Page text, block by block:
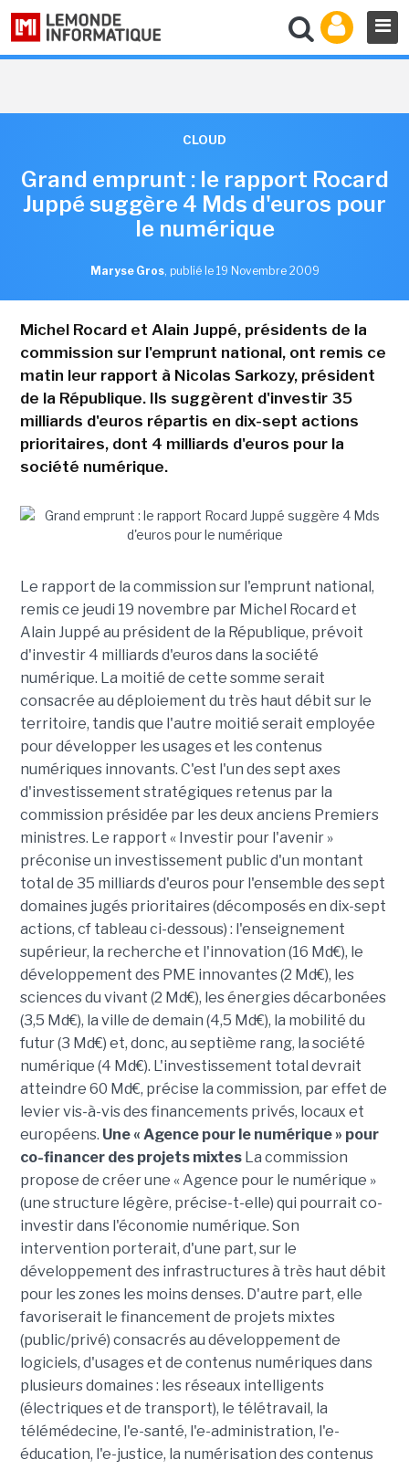
CLOUD
Grand emprunt : le rapport Rocard
Juppé suggère 4 Mds d'euros pour
le numérique
Maryse Gros, publié le 19 Novembre 2009
Michel Rocard et Alain Juppé, présidents de la
commission sur l'emprunt national, ont remis ce
matin leur rapport à Nicolas Sarkozy, président
de la République. Ils suggèrent d'investir 35
milliards d'euros répartis en dix-sept actions
prioritaires, dont 4 milliards d'euros pour la
société numérique.
Le rapport de la commission sur l'emprunt national,
remis ce jeudi 19 novembre par Michel Rocard et
Alain Juppé au président de la République, prévoit
d'investir 4 milliards d'euros dans la société
numérique. La moitié de cette somme serait
consacrée au déploiement du très haut débit sur le
territoire, tandis que l'autre moitié serait employée
pour développer les usages et les contenus
numériques innovants. C'est l'un des sept axes
d'investissement stratégiques retenus par la
commission présidée par les deux anciens Premiers
ministres. Le rapport « Investir pour l'avenir »
préconise un investissement public d'un montant
total de 35 milliards d'euros pour l'ensemble des sept
domaines jugés prioritaires (décomposés en dix-sept
actions, cf tableau ci-dessous) : l'enseignement
supérieur, la recherche et l'innovation (16 Md€), le
développement des PME innovantes (2 Md€), les
sciences du vivant (2 Md€), les énergies décarbonées
(3,5 Md€), la ville de demain (4,5 Md€), la mobilité du
futur (3 Md€) et, donc, au septième rang, la société
numérique (4 Md€). L'investissement total devrait
atteindre 60 Md€, précise la commission, par effet de
levier vis-à-vis des financements privés, locaux et
européens. Une « Agence pour le numérique » pour
co-financer des projets mixtesLa commission
propose de créer une « Agence pour le numérique »
(une structure légère, précise-t-elle) qui pourrait co-
investir dans l'économie numérique. Son
intervention porterait, d'une part, sur le
développement des infrastructures à très haut débit
pour les zones les moins denses. D'autre part, elle
favoriserait le financement de projets mixtes
(public/privé) consacrés au développement de
logiciels, d'usages et de contenus numériques dans
plusieurs domaines : les réseaux intelligents
(électriques et de transport), le télétravail, la
télémédecine, l'e-santé, l'e-administration, l'e-
éducation, l'e-justice, la numérisation des contenus